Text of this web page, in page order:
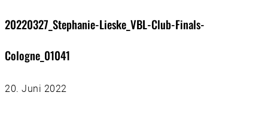
20220327_Stephanie-Lieske_VBL-Club-Finals-
Cologne_01041
20. Juni 2022